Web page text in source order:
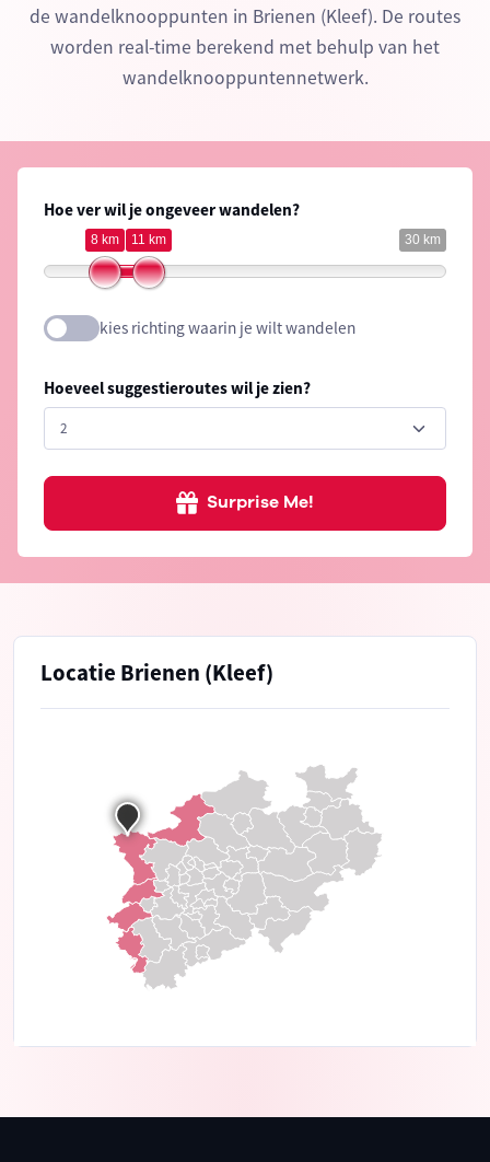
de wandelknooppunten in Brienen (Kleef). De routes
worden real-time berekend met behulp van het
wandelknooppuntennetwerk.
Hoe ver wil je ongeveer wandelen?
30 km
8 km 11 km
kies richting waarin je wilt wandelen
Hoeveel suggestieroutes wil je zien?
Surprise Me!
Locatie Brienen (Kleef)